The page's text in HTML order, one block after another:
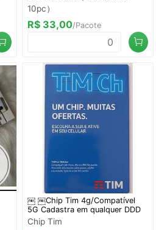
10pc）
R$ 33,00/Pacote
￼ ￼Chip Tim 4g/Compatível
5G Cadastra em qualquer DDD
Chip Tim